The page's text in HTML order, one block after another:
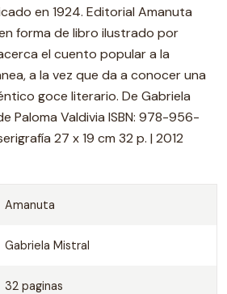
en 1924. Editorial Amanuta
forma de libro ilustrado por
el cuento popular a la
a la vez que da a conocer una
goce literario. De Gabriela
Paloma Valdivia ISBN: 978-956-
27 x 19 cm 32 p. | 2012
Amanuta
Gabriela Mistral
32 paginas